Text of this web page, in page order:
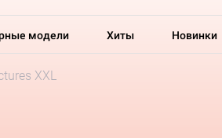
модели Хиты Новинки
XXL